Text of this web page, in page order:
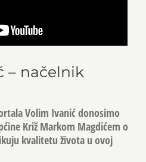
– načelnik
Volim Ivanić donosimo
Križ Markom Magdićem o
kvalitetu života u ovoj